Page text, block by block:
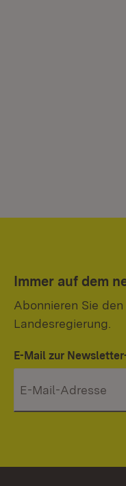
Immer auf dem
Abonnieren Sie
Landesregierung.
E-Mail zur